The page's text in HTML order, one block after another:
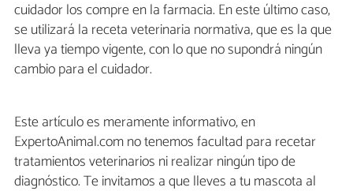
cuidador los compre en la farmacia. En este último caso,
se utilizará la receta veterinaria normativa, que es la que
lleva ya tiempo vigente, con lo que no supondrá ningún
cambio para el cuidador.
Este artículo es meramente informativo, en
ExpertoAnimal.com no tenemos facultad para recetar
tratamientos veterinarios ni realizar ningún tipo de
diagnóstico. Te invitamos a que lleves a tu mascota al